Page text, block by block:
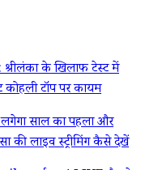
के खिलाफ टेस्ट में
कोहली टॉप पर कायम
साल का पहला और
की लाइव स्ट्रीमिंग कैसे देखें